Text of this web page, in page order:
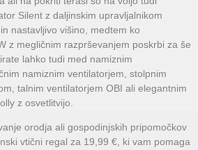
Silent z daljinskim upravljalnikom
nastavljivo višino, medtem ko
z megličnim razprševanjem poskrbi za še
lahko tudi med namiznim
namiznim ventilatorjem, stolpnim
talnim ventilatorjem OBI ali elegantnim
z osvetlitvijo.
orodja ali gospodinjskih pripomočkov
vtični regal za 19,99 €, ki vam pomaga